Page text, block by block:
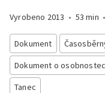
Vyrobeno 2013 • 53 min •
Dokument
Dokument o
Tanec